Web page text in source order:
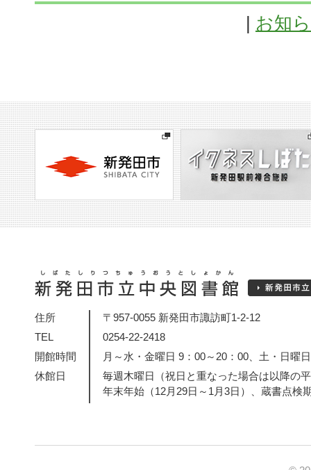
お知
住所
〒957-0055 新発田市諏訪町1-2-12
TEL
0254-22-2418
開館時間
月～水・金曜日 9：00～20：00、土・日曜
休館日
毎週木曜日（祝日と重なった場合は以降の
年末年始（12月29日～1月3日）、蔵書点検